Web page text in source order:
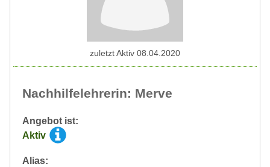
Nachhilfelehrerin: Merve
Angebot ist:
Aktiv
Alias:
zuletzt Aktiv 08.04.2020